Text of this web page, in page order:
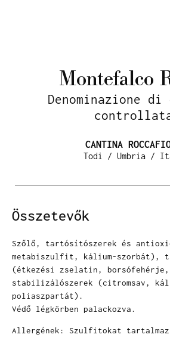
Montefalco
Denominazione
CANTINA
Todi / Umbria /
Összetevők
Szőlő, tartósítószerek és
metabiszulfit, kálium-szorbát),
(étkezési zselatin, borsófehérje,
stabilizálószerek (citromsav,
poliaszpartát).
Védő légkörben palackozva.
Allergének: Szulfitokat tartalmaz